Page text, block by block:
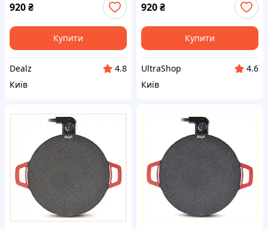
920₴
Купити
Dealz
4.8
Київ
920₴
Купити
UltraShop
4.6
Київ